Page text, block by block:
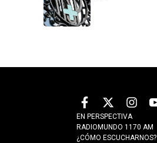
EN PERSPECTIVA
RADIOMUNDO 1170 AM
¿CÓMO ESCUCHARNOS?